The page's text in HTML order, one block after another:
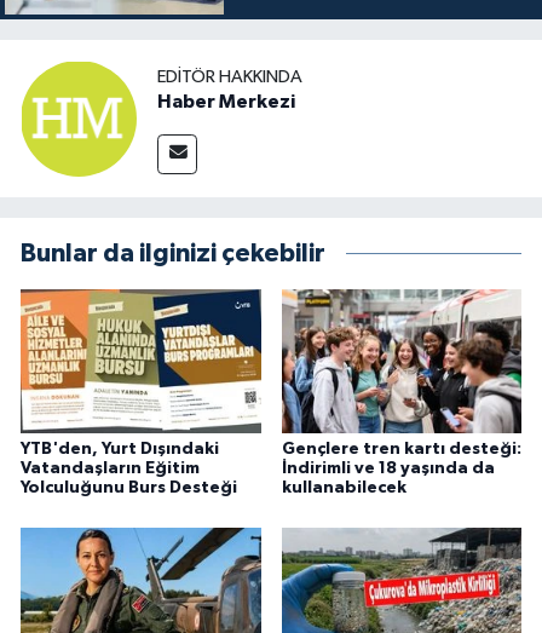
EDITÖR HAKKINDA
Haber Merkezi
Bunlar da ilginizi çekebilir
YTB'den, Yurt Dışındaki
Vatandaşların Eğitim
Yolculuğunu Burs Desteği
Gençlere tren kartı desteği:
İndirimli ve 18 yaşında da
kullanabilecek